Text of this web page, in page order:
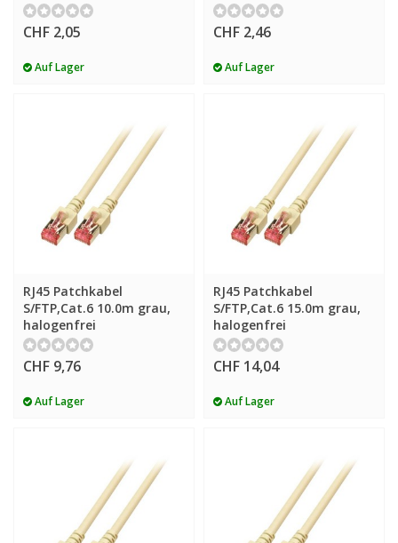
CHF 2,05
Auf Lager
CHF 2,46
Auf Lager
RJ45 Patchkabel
S/FTP,Cat.6 10.0m grau,
halogenfrei
CHF 9,76
Auf Lager
RJ45 Patchkabel
S/FTP,Cat.6 15.0m grau,
halogenfrei
CHF 14,04
Auf Lager